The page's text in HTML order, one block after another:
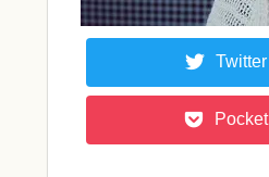
Twitter
Pocket